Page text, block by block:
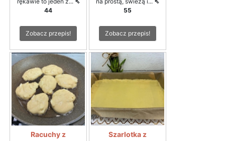
44
Zobacz przepis!
55
Zobacz przepis!
Racuchy z
Szarlotka z